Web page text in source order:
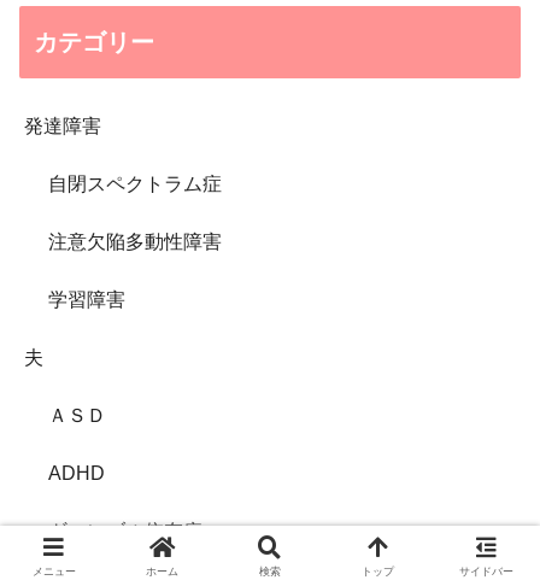
カテゴリー
発達障害
自閉スペクトラム症
注意欠陥多動性障害
学習障害
夫
ＡＳＤ
ADHD
ギャンブル依存症
メニュー ホーム 検索 トップ サイドバー